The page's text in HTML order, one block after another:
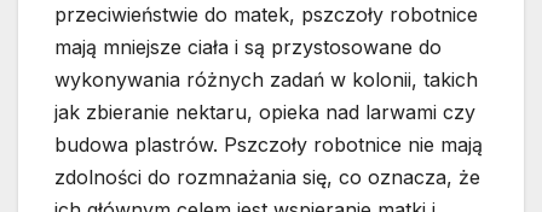
przeciwieństwie do matek, pszczoły robotnice
mają mniejsze ciała i są przystosowane do
wykonywania różnych zadań w kolonii, takich
jak zbieranie nektaru, opieka nad larwami czy
budowa plastrów. Pszczoły robotnice nie mają
zdolności do rozmnażania się, co oznacza, że